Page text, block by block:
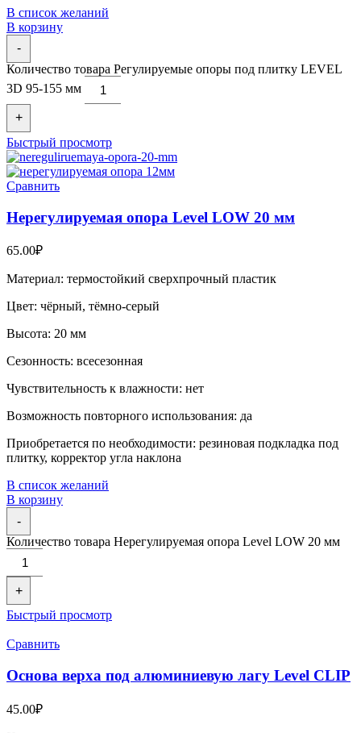
В список желаний
В корзину
-
Количество товара Регулируемые опоры под плитку LEVEL
3D 95-155 мм
+
Быстрый просмотр
Сравнить
Нерегулируемая опора Level LOW 20 мм
65.00₽
Материал: термостойкий сверхпрочный пластик
Цвет: чёрный, тёмно-серый
Высота: 20 мм
Сезонность: всесезонная
Чувствительность к влажности: нет
Возможность повторного использования: да
Приобретается по необходимости: резиновая подкладка под
плитку, корректор угла наклона
В список желаний
В корзину
-
Количество товара Нерегулируемая опора Level LOW 20 мм
+
Быстрый просмотр
Сравнить
Основа верха под алюминиевую лагу Level CLIP
45.00₽